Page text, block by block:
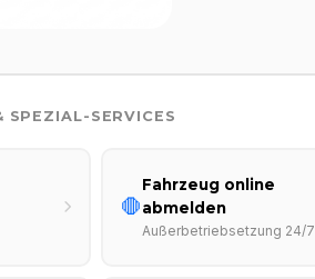
SPEZIAL-SERVICES
🛑
Fahrzeug online
abmelden
Außerbetriebsetzung 24/7